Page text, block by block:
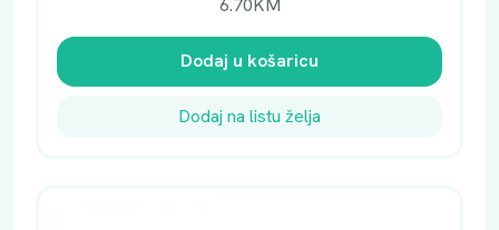
6.70KM
Dodaj u košaricu
Dodaj na listu želja